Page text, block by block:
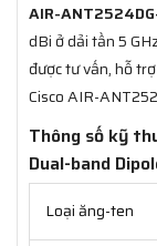
AIR-
dBi ở dải tần 5
được tư vấn, hỗ
Cisco AIR-
Thông số kỹ
Dual-band
Loại ăng-ten